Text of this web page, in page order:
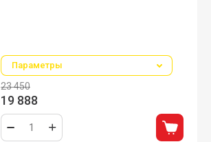
Параметры
23 450
19 888